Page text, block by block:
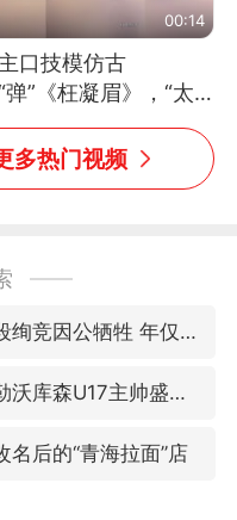
00:14
口技模仿古
弹”《枉凝眉》，“太
～你是吃古筝长大的
”“或将成为首位考级
带古筝的选手。”（来
多热门视频
段绚竞因公牺牲 年仅44岁
勒沃库森U17主帅盛赞赵松源
名后的“青海拉面”店